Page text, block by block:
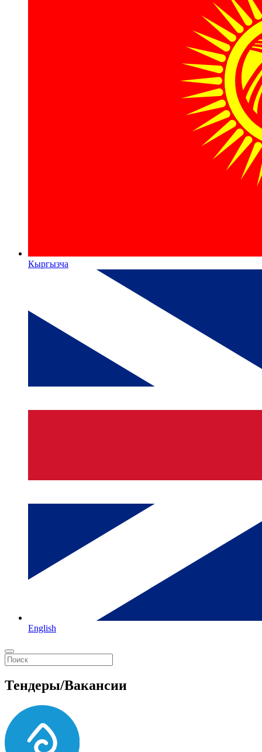
Кыргызча
English
Тендеры/Вакансии